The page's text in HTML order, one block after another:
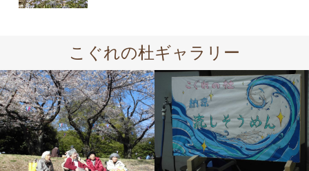
こぐれの杜ギャラリー